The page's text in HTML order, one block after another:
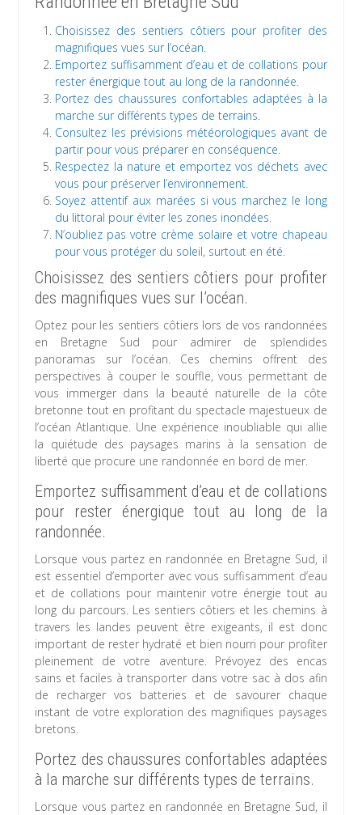
Choisissez des sentiers côtiers pour profiter des
magnifiques vues sur l’océan.
Emportez suffisamment d’eau et de collations pour
rester énergique tout au long de la randonnée.
Portez des chaussures confortables adaptées à la
marche sur différents types de terrains.
Consultez les prévisions météorologiques avant de
partir pour vous préparer en conséquence.
Respectez la nature et emportez vos déchets avec
vous pour préserver l’environnement.
Soyez attentif aux marées si vous marchez le long
du littoral pour éviter les zones inondées.
N’oubliez pas votre crème solaire et votre chapeau
pour vous protéger du soleil, surtout en été.
Choisissez des sentiers côtiers pour profiter
des magnifiques vues sur l’océan.
Optez pour les sentiers côtiers lors de vos randonnées
en Bretagne Sud pour admirer de splendides
panoramas sur l’océan. Ces chemins offrent des
perspectives à couper le souffle, vous permettant de
vous immerger dans la beauté naturelle de la côte
bretonne tout en profitant du spectacle majestueux de
l’océan Atlantique. Une expérience inoubliable qui allie
la quiétude des paysages marins à la sensation de
liberté que procure une randonnée en bord de mer.
Emportez suffisamment d’eau et de collations
pour rester énergique tout au long de la
randonnée.
Lorsque vous partez en randonnée en Bretagne Sud, il
est essentiel d’emporter avec vous suffisamment d’eau
et de collations pour maintenir votre énergie tout au
long du parcours. Les sentiers côtiers et les chemins à
travers les landes peuvent être exigeants, il est donc
important de rester hydraté et bien nourri pour profiter
pleinement de votre aventure. Prévoyez des encas
sains et faciles à transporter dans votre sac à dos afin
de recharger vos batteries et de savourer chaque
instant de votre exploration des magnifiques paysages
bretons.
Portez des chaussures confortables adaptées
à la marche sur différents types de terrains.
Lorsque vous partez en randonnée en Bretagne Sud, il